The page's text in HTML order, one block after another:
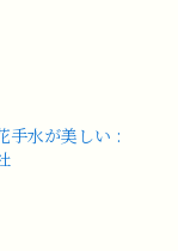
手水が美しい :